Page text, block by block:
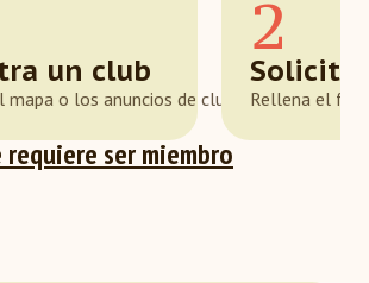
un club
mapa o los anuncios de clubes y selecciona
2
Solicita
Rellena el
requiere ser miembro